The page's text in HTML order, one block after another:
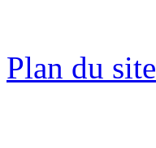
Plan du site